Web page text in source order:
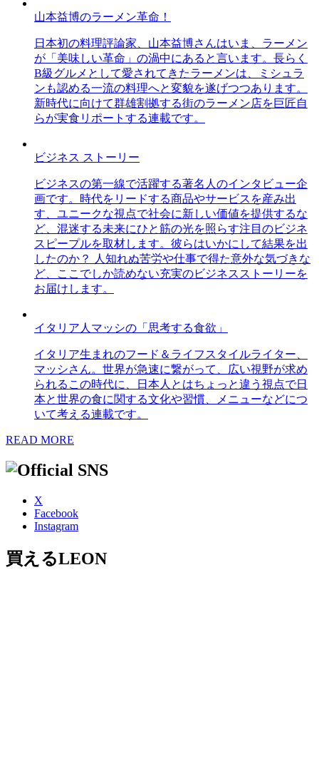
山本益博のラーメン革命！
日本初の料理評論家、山本益博さんはいま、ラーメン
が「美味しい革命」の渦中にあると言います。長らく
B級グルメとして愛されてきたラーメンは、ミシュラ
ンも認める一流の料理へと変貌を遂げつつあります。
新時代に向けて群雄割拠する街のラーメン店を巨匠自
らが実食リポートする連載です。
ビジネス ストーリー
ビジネスの第一線で活躍する著名人のインタビュー企
画です。時代をリードする商品やサービスを産み出
す、ユニークな視点で社会に新しい価値を提供するな
ど、混迷する未来にひと筋の光を照らす注目のビジネ
スピープルを取材します。彼らはいかにして結果を出
したのか？ 人知れぬ苦労や仕事で得た意外な気づきな
ど、ここでしか読めない充実のビジネスストーリーを
お届けします。
イタリア人マッシの「思考する食欲」
イタリア生まれのフード＆ライフスタイルライター、
マッシさん。世界が急速に繋がって、広い視野が求め
られるこの時代に、日本人とはちょっと違う視点で日
本と世界の食に関する文化や習慣、メニューなどにつ
いて考える連載です。
READ MORE
X
Facebook
Instagram
買えるLEON